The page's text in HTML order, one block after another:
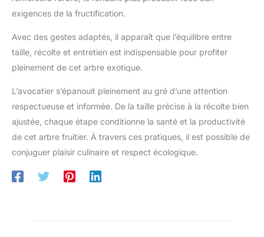
exigences de la fructification.
Avec des gestes adaptés, il apparaît que l’équilibre entre
taille, récolte et entretien est indispensable pour profiter
pleinement de cet arbre exotique.
L’avocatier s’épanouit pleinement au gré d’une attention
respectueuse et informée. De la taille précise à la récolte bien
ajustée, chaque étape conditionne la santé et la productivité
de cet arbre fruitier. À travers ces pratiques, il est possible de
conjuguer plaisir culinaire et respect écologique.